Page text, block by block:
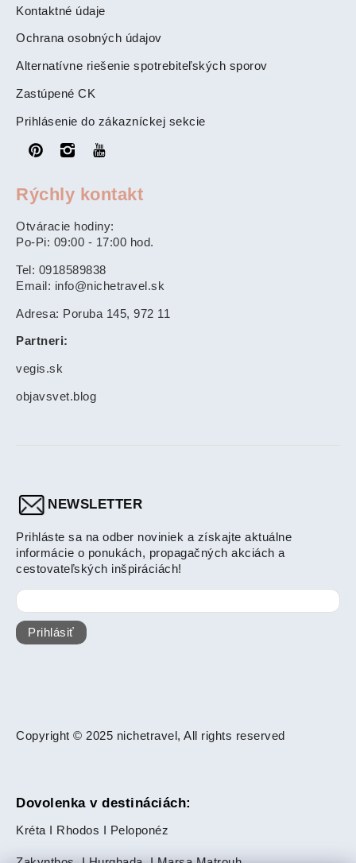
Kontaktné údaje
Ochrana osobných údajov
Alternatívne riešenie spotrebiteľských sporov
Zastúpené CK
Prihlásenie do zákazníckej sekcie
Rýchly kontakt
Otváracie hodiny:
Po-Pi: 09:00 - 17:00 hod.
Tel: 0918589838
Email: info@nichetravel.sk
Adresa: Poruba 145, 972 11
Partneri:
vegis.sk
objavsvet.blog
NEWSLETTER
Prihláste sa na odber noviniek a získajte aktuálne
informácie o ponukách, propagačných akciách a
cestovateľských inšpiráciách!
Prihlásiť
Copyright © 2025 nichetravel, All rights reserved
Dovolenka v destináciách:
Kréta Rhodos Peloponéz